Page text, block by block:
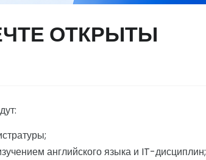
ОТКРЫТЫ
английского языка и IT-дисциплин;